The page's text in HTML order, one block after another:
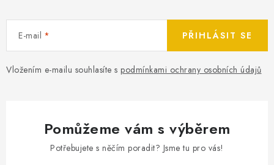
E-mail
Vložením e-mailu souhlasíte s podmínkami ochrany osobních údajů
PŘIHLÁSIT SE
Pomůžeme vám s výběrem
Potřebujete s něčím poradit? Jsme tu pro vás!